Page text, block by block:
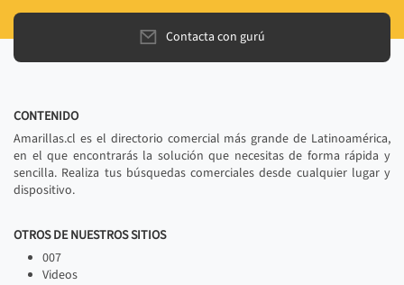
Contacta con gurú
CONTENIDO
Amarillas.cl es el directorio comercial más grande de Latinoamérica,
en el que encontrarás la solución que necesitas de forma rápida y
sencilla. Realiza tus búsquedas comerciales desde cualquier lugar y
dispositivo.
OTROS DE NUESTROS SITIOS
007
Videos